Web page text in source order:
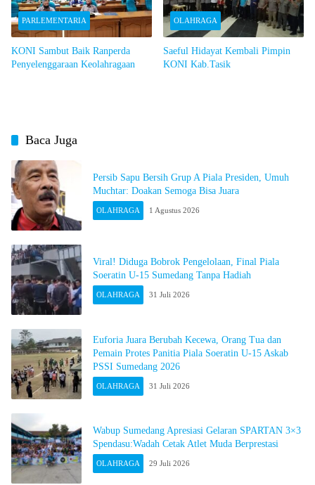
PARLEMENTARIA
KONI Sambut Baik Ranperda
Penyelenggaraan Keolahragaan
OLAHRAGA
Saeful Hidayat Kembali Pimpin
KONI Kab.Tasik
Baca Juga
Persib Sapu Bersih Grup A Piala Presiden, Umuh
Muchtar: Doakan Semoga Bisa Juara
OLAHRAGA 1 Agustus 2026
Viral! Diduga Bobrok Pengelolaan, Final Piala
Soeratin U-15 Sumedang Tanpa Hadiah
OLAHRAGA 31 Juli 2026
Euforia Juara Berubah Kecewa, Orang Tua dan
Pemain Protes Panitia Piala Soeratin U-15 Askab
PSSI Sumedang 2026
OLAHRAGA 31 Juli 2026
Wabup Sumedang Apresiasi Gelaran SPARTAN 3×3
Spendasu:Wadah Cetak Atlet Muda Berprestasi
OLAHRAGA 29 Juli 2026